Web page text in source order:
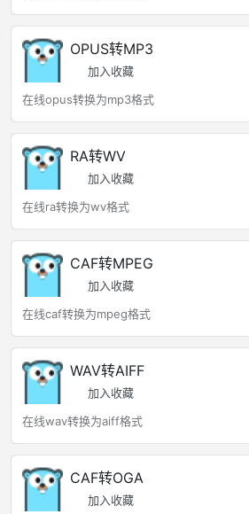
OPUS转MP3
加入收藏
在线opus转换为mp3格式
RA转WV
加入收藏
在线ra转换为wv格式
CAF转MPEG
加入收藏
在线caf转换为mpeg格式
WAV转AIFF
加入收藏
在线wav转换为aiff格式
CAF转OGA
加入收藏